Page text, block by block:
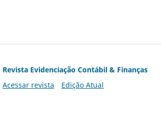
Revista Evidenciação Contábil & Finanças
Acessar revista
Edição Atual